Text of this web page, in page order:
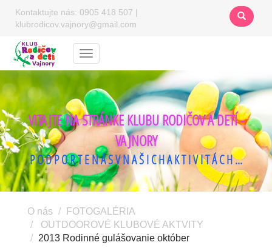
Kontaktujte nás: 0905 418 507 |
klubrodicov.vajnory@gmail.com
Menu
VITAJTE NA STRÁNKE KLUBU RODIČOV A DETÍ -
VAJNORY
P O D P O R T E N Á S V N A Š I C H A K T I V I T Á C H ...
O nás
FOTOGALÉRIA
OUTDOOROVÉ KLUBOVÉ AKTVITY
2013 Rodinné gulášovanie október